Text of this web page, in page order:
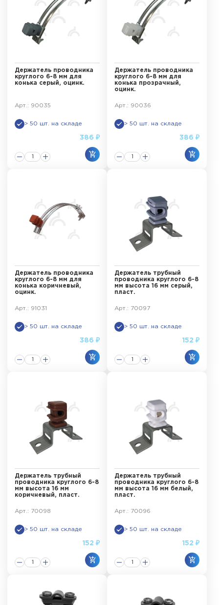
Держатель проводника
круглого 6-8 мм для
конька серый, оцинк.
Арт.: 90035
> 50 шт. на складе
386 ₽
Держатель проводника
круглого 6-8 мм для
конька прозрачный,
оцинк.
Арт.: 90036
> 50 шт. на складе
386 ₽
Держатель проводника
круглого 6-8 мм для
конька коричневый,
оцинк.
Арт.: 91031
> 50 шт. на складе
386 ₽
Держатель трубный
проводника круглого 6-8
мм высота 16 мм серый,
пласт.
Арт.: 70097
> 50 шт. на складе
152 ₽
Держатель трубный
проводника круглого 6-8
мм высота 16 мм
коричневый, пласт.
Арт.: 70098
> 50 шт. на складе
152 ₽
Держатель трубный
проводника круглого 6-8
мм высота 16 мм белый,
пласт.
Арт.: 70096
> 50 шт. на складе
152 ₽